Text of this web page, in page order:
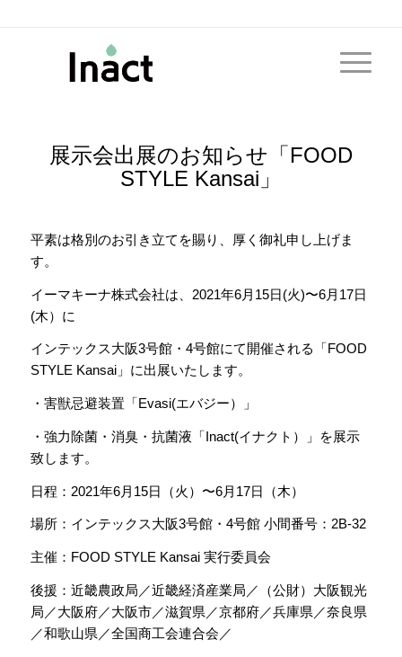
展示会出展のお知らせ「FOOD
STYLE Kansai」
平素は格別のお引き立てを賜り、厚く御礼申し上げま
す。
イーマキーナ株式会社は、2021年6月15日(火)〜6月17日
(木）に
インテックス大阪3号館・4号館にて開催される「FOOD
STYLE Kansai」に出展いたします。
・害獣忌避装置「Evasi(エバジー）」
・強力除菌・消臭・抗菌液「Inact(イナクト）」を展示
致します。
日程：2021年6月15日（火）〜6月17日（木）
場所：インテックス大阪3号館・4号館 小間番号：2B-32
主催：FOOD STYLE Kansai 実行委員会
後援：近畿農政局／近畿経済産業局／（公財）大阪観光
局／大阪府／大阪市／滋賀県／京都府／兵庫県／奈良県
／和歌山県／全国商工会連合会／